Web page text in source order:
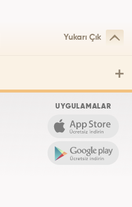
Yukarı Çık
UYGULAMALAR